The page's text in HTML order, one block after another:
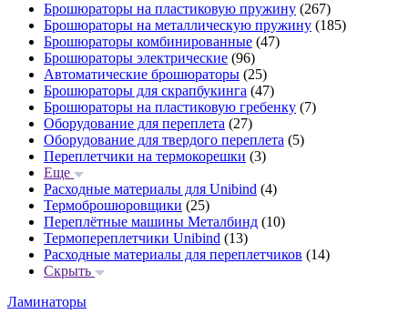
Брошюраторы на пластиковую пружину (267)
Брошюраторы на металлическую пружину (185)
Брошюраторы комбинированные (47)
Брошюраторы электрические (96)
Автоматические брошюраторы (25)
Брошюраторы для скрапбукинга (47)
Брошюраторы на пластиковую гребенку (7)
Оборудование для переплета (27)
Оборудование для твердого переплета (5)
Переплетчики на термокорешки (3)
Еще
Расходные материалы для Unibind (4)
Термоброшюровщики (25)
Переплётные машины Металбинд (10)
Термопереплетчики Unibind (13)
Расходные материалы для переплетчиков (14)
Скрыть
Ламинаторы